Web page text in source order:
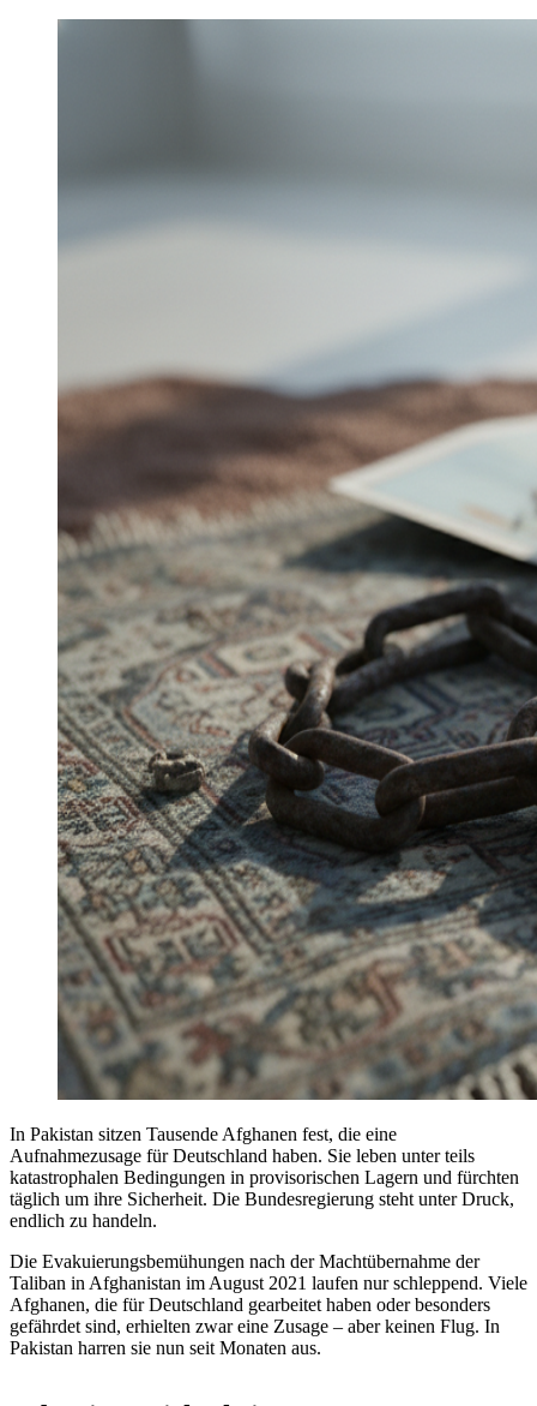
In Pakistan sitzen Tausende Afghanen fest, die eine
Aufnahmezusage für Deutschland haben. Sie leben unter teils
katastrophalen Bedingungen in provisorischen Lagern und fürchten
täglich um ihre Sicherheit. Die Bundesregierung steht unter Druck,
endlich zu handeln.
Die Evakuierungsbemühungen nach der Machtübernahme der
Taliban in Afghanistan im August 2021 laufen nur schleppend. Viele
Afghanen, die für Deutschland gearbeitet haben oder besonders
gefährdet sind, erhielten zwar eine Zusage – aber keinen Flug. In
Pakistan harren sie nun seit Monaten aus.